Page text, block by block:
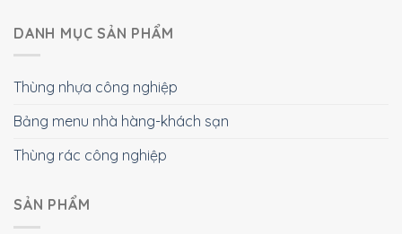
DANH MỤC SẢN PHẨM
Thùng nhựa công nghiệp
Bảng menu nhà hàng-khách sạn
Thùng rác công nghiệp
SẢN PHẨM